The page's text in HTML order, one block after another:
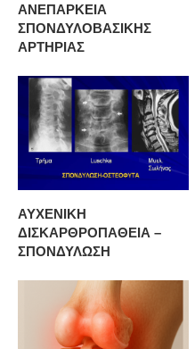
ΑΝΕΠΑΡΚΕΙΑ
ΣΠΟΝΔΥΛΟΒΑΣΙΚΗΣ
ΑΡΤΗΡΙΑΣ
ΑΥΧΕΝΙΚΗ
ΔΙΣΚΑΡΘΡΟΠΑΘΕΙΑ –
ΣΠΟΝΔΥΛΩΣΗ